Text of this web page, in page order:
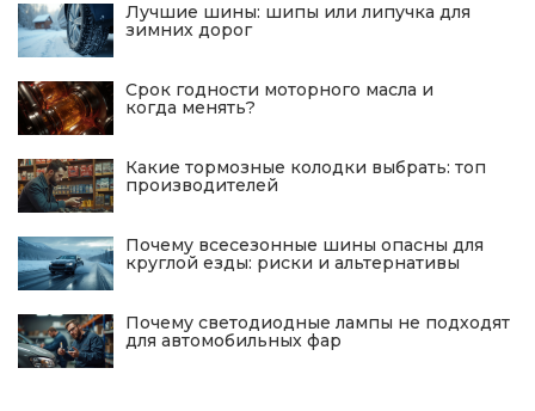
Лучшие шины: шипы или липучка для
зимних дорог
Срок годности моторного масла и
когда менять?
Какие тормозные колодки выбрать: топ
производителей
Почему всесезонные шины опасны для
круглой езды: риски и альтернативы
Почему светодиодные лампы не подходят
для автомобильных фар